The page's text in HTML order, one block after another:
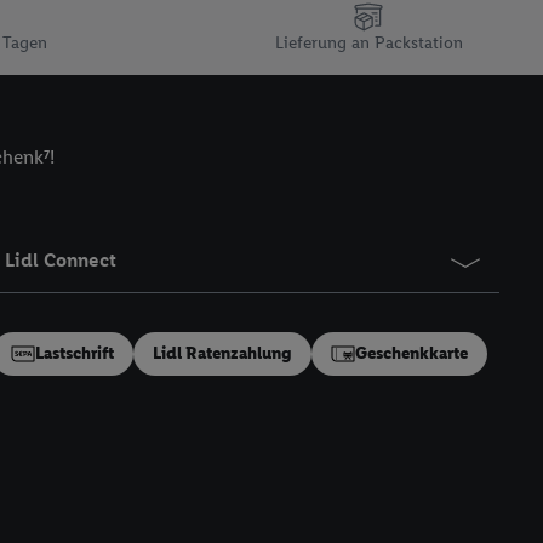
Lieferung an Packstation
Lidl Connect
Lastschrift Lidl Ratenzahlung Geschenkkarte
Online-Kennung
verwenden
E-Mail-
verfügbar ist.
und einer
von Dritten betrieben
speziell zur
generell zu
„Nutzung der
(nur für
Utiq